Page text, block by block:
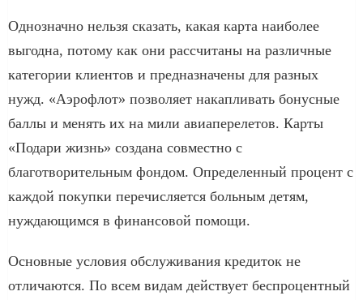
Однозначно нельзя сказать, какая карта наиболее
выгодна, потому как они рассчитаны на различные
категории клиентов и предназначены для разных
нужд. «Аэрофлот» позволяет накапливать бонусные
баллы и менять их на мили авиаперелетов. Карты
«Подари жизнь» создана совместно с
благотворительным фондом. Определенный процент с
каждой покупки перечисляется больным детям,
нуждающимся в финансовой помощи.
Основные условия обслуживания кредиток не
отличаются. По всем видам действует беспроцентный